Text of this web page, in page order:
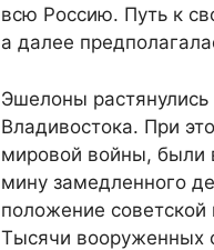
всю Россию. Путь к
а далее
Эшелоны
Владивостока. При
мировой войны, были
мину замедленного
положение
Тысячи вооруженных